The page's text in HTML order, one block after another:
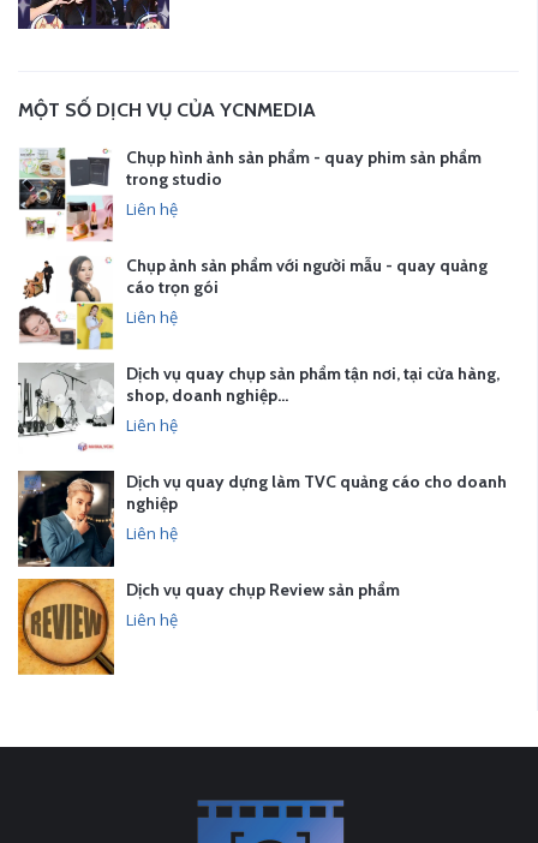
MỘT SỐ DỊCH VỤ CỦA YCNMEDIA
Chụp hình ảnh sản phẩm - quay phim sản phẩm
trong studio
Liên hệ
Chụp ảnh sản phẩm với người mẫu - quay quảng
cáo trọn gói
Liên hệ
Dịch vụ quay chụp sản phẩm tận nơi, tại cửa hàng,
shop, doanh nghiệp…
Liên hệ
Dịch vụ quay dựng làm TVC quảng cáo cho doanh
nghiệp
Liên hệ
Dịch vụ quay chụp Review sản phẩm
Liên hệ